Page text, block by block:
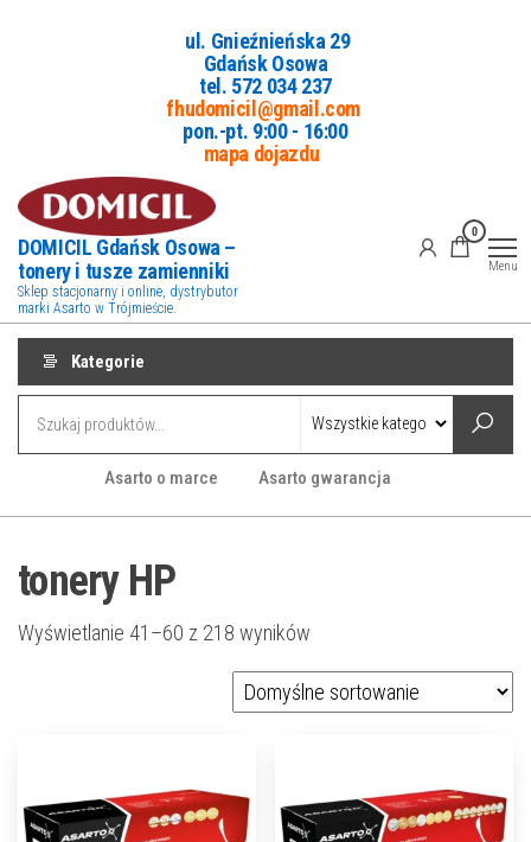
ul. Gnieźnieńska 29
Gdańsk Osowa
tel. 572 034 237
fhudomicil@gmail.com
pon.-pt. 9:00 - 16:00
mapa dojazdu
DOMICIL Gdańsk Osowa –
tonery i tusze zamienniki
Sklep stacjonarny i online, dystrybutor
marki Asarto w Trójmieście.
0
Menu
Kategorie
Asarto o marce Asarto gwarancja
tonery HP
Wyświetlanie 41–60 z 218 wyników